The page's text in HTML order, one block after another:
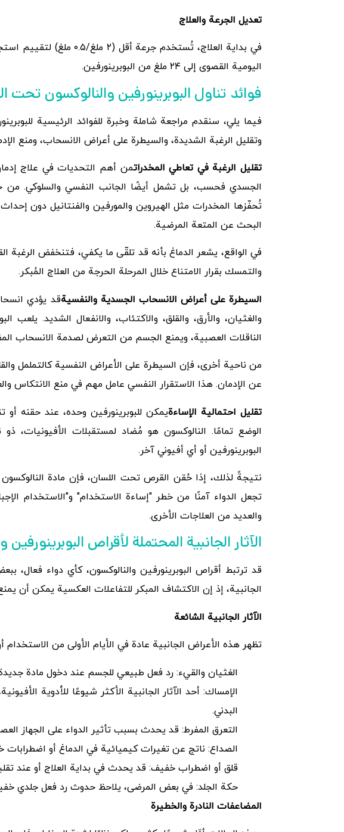
تعديل الجرعة والعلاج
في بداية العلاج،
اليومية القصوى إلى ٢٤ ملغ من البوبرينورفين.
فوائد تناول البوبرينورفين والنالوكسون تحت
فيما يلي، سنقدم مراجعة شاملة وخبرة للفوائد الرئيسية
وتقليل الرغبة الشديدة، والسيطرة على أعراض الانسحاب، ومنع
تقليل الرغبة في تعاطي المخدراتمن أهم التحديات في علاج
تُحفّزها المخدرات مثل الهيروين والمورفين والفنتانيل دون
البحث عن المتعة المرضية.
في الواقع، يشعر الدماغ بأنه قد تلقّى ما يكفي، فتنخفض الرغبة
والتمسك بقرار الامتناع خلال المرحلة الحرجة من العلاج المُبكر.
السيطرة على أعراض الانسحاب الجسدية والنفسيةقد يؤدي
والغثيان، والأرق، والقلق، والاكتئاب، والانفعال الشديد.
الناقلات العصبية، ويمنع الجسم من التعرض لصدمة الانسحاب
من ناحية أخرى، فإن السيطرة على الأعراض النفسية كالتململ
عن الإدمان. هذا الاستقرار النفسي عامل مهم في منع الانتكاس
تقليل احتمالية الإساءةيمكن للبوبرينورفين وحده، عند حقنه
الوضع تمامًا. النالوكسون هو مُضاد لمستقبلات
البوبرينورفين أو أي أفيوني آخر.
نتيجةً لذلك، إذا حُقن القرص تحت اللسان، فإن مادة
تجعل الدواء آمنًا من خطر "إساءة الاستخدام" و"الاستخدام
والعديد من العلاجات الأخرى.
الآثار الجانبية المحتملة لأقراص
قد ترتبط أقراص البوبرينورفين والنالوكسون، كأي دواء فعال،
الجانبية، إذ إن الاكتشاف المبكر للتفاعلات العكسية يمكن أن
الآثار الجانبية الشائعة
تظهر هذه الأعراض الجانبية عادة في الأيام الأولى من
الغثيان والقيء: رد فعل طبيعي للجسم عند دخول مادة
الإمساك: أحد الآثار الجانبية الأكثر شيوعًا للأدوية
البدني.
التعرق المفرط: قد يحدث بسبب تأثير الدواء على الجهاز
الصداع: ناتج عن تغيرات كيميائية في الدماغ أو
قلق أو اضطراب خفيف: قد يحدث في بداية العلاج أو عند
حكة الجلد: في بعض المرضى، يلاحظ حدوث رد فعل جلدي خفيف
المضاعفات النادرة والخطيرة